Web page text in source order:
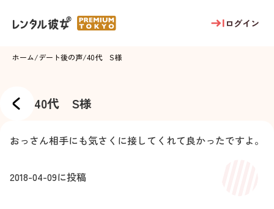
ログイン
ホーム/デート後の声/40代 S様
40代 S様
おっさん相手にも気さくに接してくれて良かったですよ。
2018-04-09に投稿